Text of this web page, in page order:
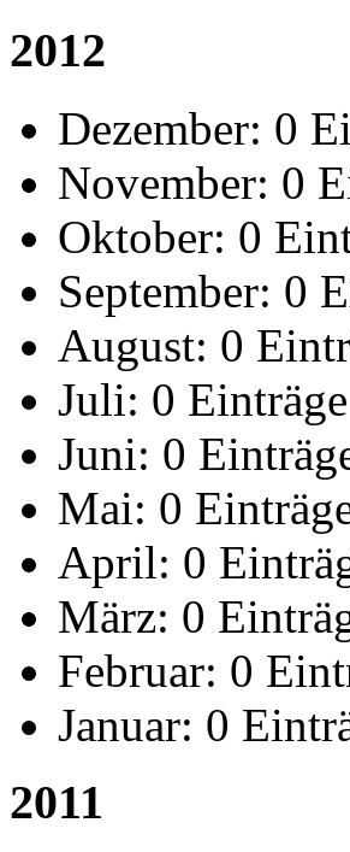
2012
Dezember: 0
November: 0
Oktober: 0
September: 0
August: 0
Juli: 0 Einträge
Juni: 0
Mai: 0
April: 0
März: 0
Februar: 0
Januar: 0
2011